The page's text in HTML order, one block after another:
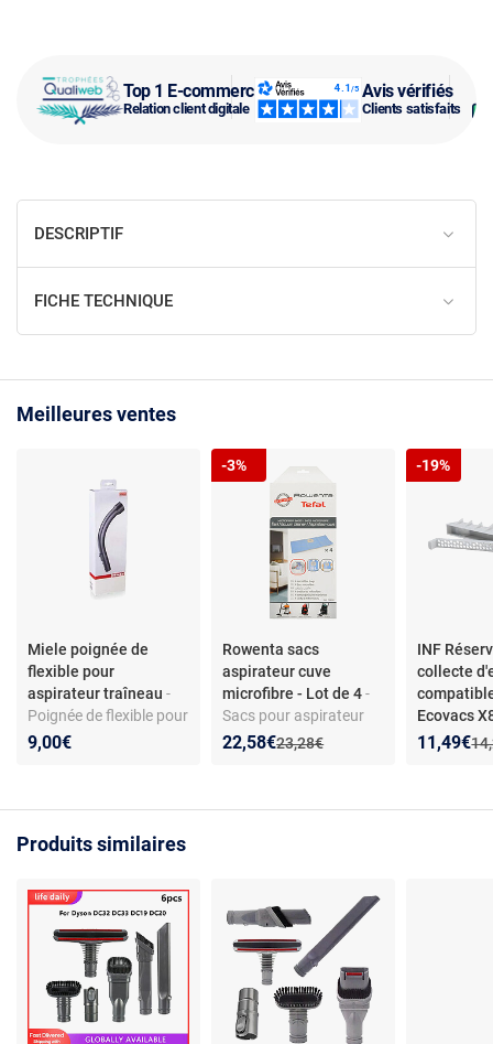
Top 1 E-commerce
Relation client digitale
Avis vérifiés
Clients satisfaits
DESCRIPTIF
FICHE TECHNIQUE
Meilleures ventes
Miele poignée de
flexible pour
aspirateur traîneau -
Poignée de flexible pour
aspirateur traîneau -
9,00€
Rowenta sacs
aspirateur cuve
microfibre - Lot de 4-
Sacs pour aspirateur
cuve en microfibre -
Ancien prix :
23,28€
Nouveau prix :
22,58€
Réduction de :
-3%
INF
collecte
Ecovacs
X9 T80 -
Nouveau
11,49€
-19%
Produits similaires